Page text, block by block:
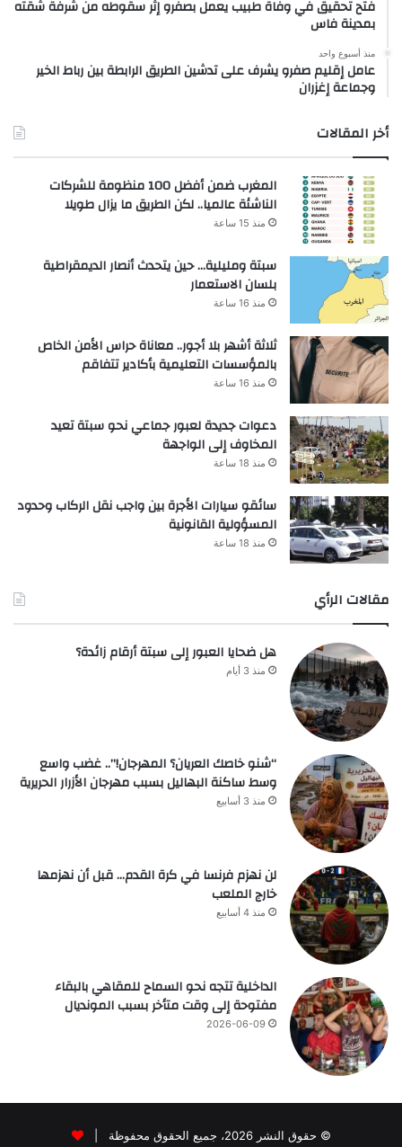
فتح تحقيق في وفاة طبيب يعمل بصفرو إثر سقوطه من شرفة شقته
بمدينة فاس
منذ أسبوع واحد
عامل إقليم صفرو يشرف على تدشين الطريق الرابطة بين رباط الخير
وجماعة إغزران
أخر المقالات
المغرب ضمن أفضل 100 منظومة للشركات
الناشئة عالميا.. لكن الطريق ما يزال طويلا
منذ 15 ساعة
سبتة ومليلية… حين يتحدث أنصار الديمقراطية
بلسان الاستعمار
منذ 16 ساعة
ثلاثة أشهر بلا أجور.. معاناة حراس الأمن الخاص
بالمؤسسات التعليمية بأكادير تتفاقم
منذ 16 ساعة
دعوات جديدة لعبور جماعي نحو سبتة تعيد
المخاوف إلى الواجهة
منذ 18 ساعة
سائقو سيارات الأجرة بين واجب نقل الركاب وحدود
المسؤولية القانونية
منذ 18 ساعة
مقالات الرأي
هل ضحايا العبور إلى سبتة أرقام زائدة؟
منذ 3 أيام
“شنو خاصك العريان؟ المهرجان!”.. غضب واسع
وسط ساكنة البهاليل بسبب مهرجان الأزرار الحريرية
منذ 3 أسابيع
لن نهزم فرنسا في كرة القدم… قبل أن نهزمها
خارج الملعب
منذ 4 أسابيع
الداخلية تتجه نحو السماح للمقاهي بالبقاء
مفتوحة إلى وقت متأخر بسبب المونديال
2026-06-09
© حقوق النشر 2026، جميع الحقوق محفوظة |